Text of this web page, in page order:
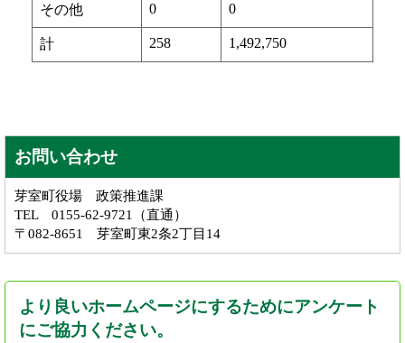
その他 0 0
計 258 1,492,750
お問い合わせ
芽室町役場 政策推進課
TEL 0155-62-9721（直通）
〒082-8651 芽室町東2条2丁目14
より良いホームページにするためにアンケート
にご協力ください。